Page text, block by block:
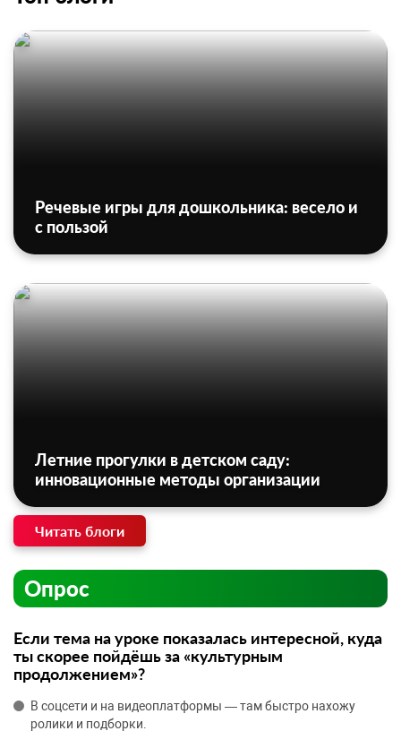
Речевые игры для дошкольника: весело и
с пользой
Летние прогулки в детском саду:
инновационные методы организации
Читать блоги
Опрос
Если тема на уроке показалась интересной, куда
ты скорее пойдёшь за «культурным
продолжением»?
В соцсети и на видеоплатформы — там быстро нахожу
ролики и подборки.